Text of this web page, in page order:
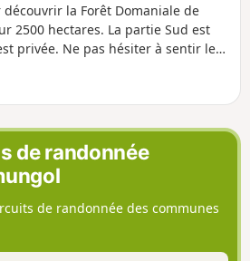
la Forêt Domaniale de
2500 hectares. La partie Sud est
privée. Ne pas hésiter à sentir les
de randonnée
de randonnée des communes